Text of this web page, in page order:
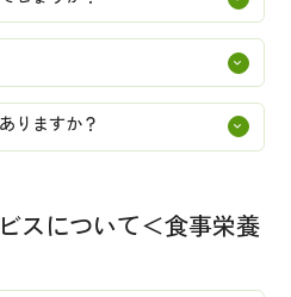
りますか？
スについて＜食事栄養